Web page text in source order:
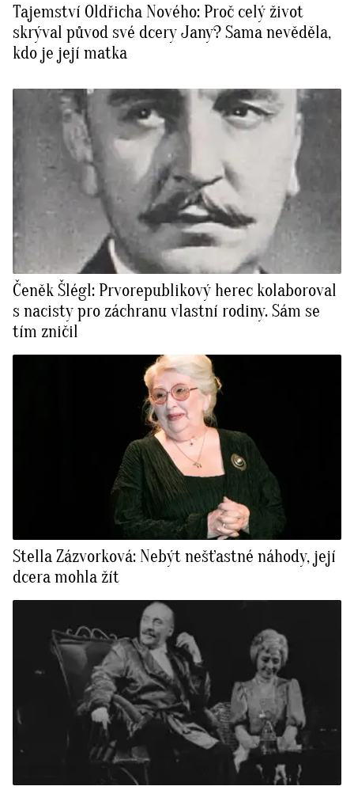
Tajemství Oldřicha Nového: Proč celý život
skrýval původ své dcery Jany? Sama nevěděla,
kdo je její matka
Čeněk Šlégl: Prvorepublikový herec kolaboroval
s nacisty pro záchranu vlastní rodiny. Sám se
tím zničil
Stella Zázvorková: Nebýt nešťastné náhody, její
dcera mohla žít